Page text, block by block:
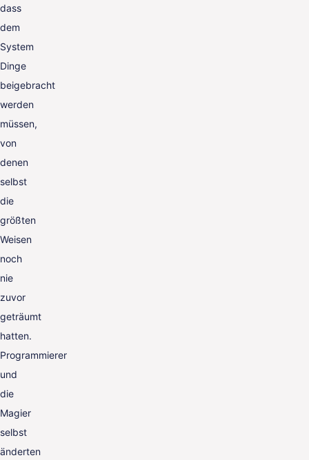
dass
dem
System
Dinge
beigebracht
werden
müssen,
von
denen
selbst
die
größten
Weisen
noch
nie
zuvor
geträumt
hatten.
Programmierer
und
die
Magier
selbst
änderten